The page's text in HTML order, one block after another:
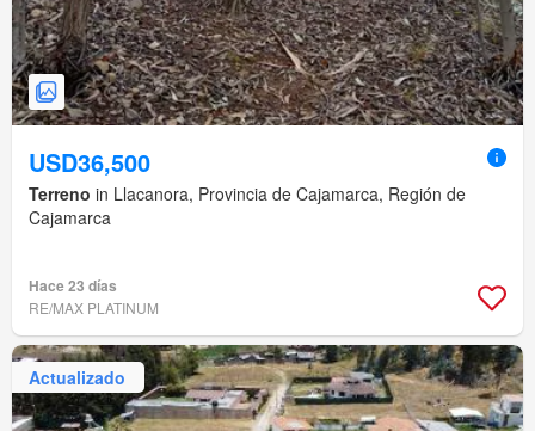
USD36,500
Terreno in Llacanora, Provincia de Cajamarca, Región de
Cajamarca
Hace 23 días
RE/MAX PLATINUM
Actualizado